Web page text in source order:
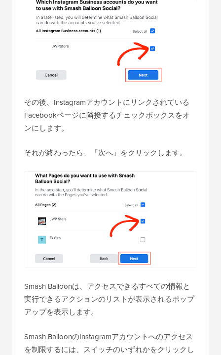
その後、Instagramアカウントにリンクされている
Facebookページに隣接するチェックボックスをオ
ンにします。
それが終わったら、「次へ」をクリックします。
Smash Balloonは、アクセスできるすべての情報と
実行できるアクションのリストが表示されるポップ
アップを表示します。
Smash BalloonのInstagramアカウントへのアクセス
を制限するには、スイッチのいずれかをクリックし